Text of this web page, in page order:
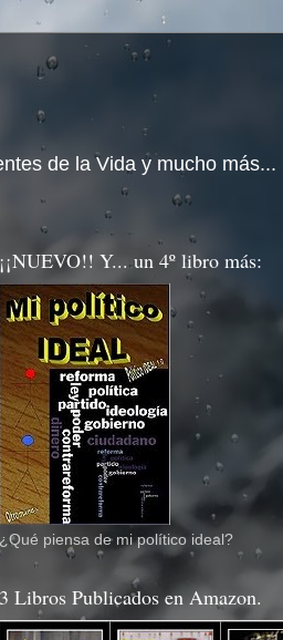
de la Vida y mucho más...
¡¡NUEVO!! Y... un 4º libro más:
¿Qué piensa de mi político ideal?
3 Libros Publicados en Amazon.